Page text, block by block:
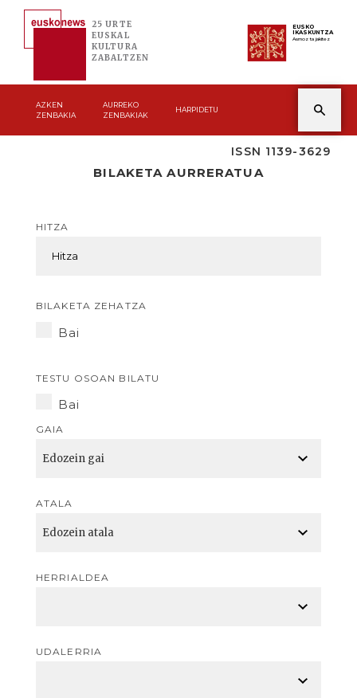
25 URTE
EUSKAL
KULTURA
ZABALTZEN
EUSKO
IKASKUNTZA
Asmoz ta jakitez
AZKEN
ZENBAKIA
AURREKO
ZENBAKIAK
HARPIDETU
ISSN 1139-3629
BILAKETA AURRERATUA
HITZA
BILAKETA ZEHATZA
Bai
TESTU OSOAN BILATU
Bai
GAIA
ATALA
HERRIALDEA
UDALERRIA